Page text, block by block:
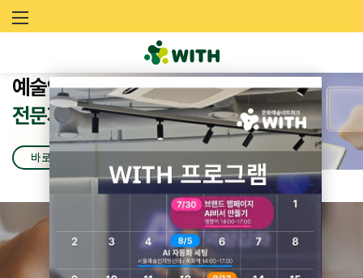
문
화
예
술
네
트
워
크
위드와 함께하는
컨설팅&클래스
바로가기
예술인을 위한
전문자료
바로가기
문화소식(NEWS)
바로가기
위드소개(ABOUT US)
바로가기
언제 어디서든,
1:1상담(무엇이든 물어보세요)
바로가기